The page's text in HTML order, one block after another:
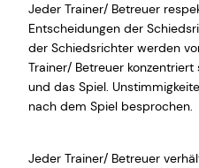
Jeder Trainer/ Betreuer
Entscheidungen der
der Schiedsrichter werden
Trainer/ Betreuer
und das Spiel.
nach dem Spiel besprochen.
Jeder Trainer/ Betreuer